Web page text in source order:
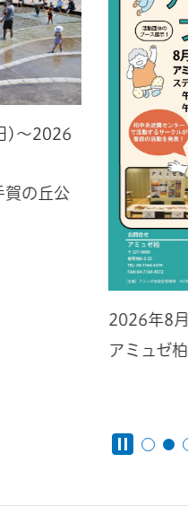
)～2026
賀の丘公
2026年8
アミュゼ